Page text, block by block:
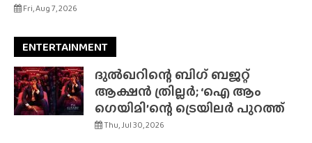
Fri, Aug 7, 2026
ENTERTAINMENT
ദുൽഖറിന്റെ ബിഗ് ബജറ്റ്
ആക്ഷൻ ത്രില്ലർ; ‘ഐ ആം
ഗെയിമി’ന്റെ ട്രെയിലർ പുറത്ത്
Thu, Jul 30, 2026